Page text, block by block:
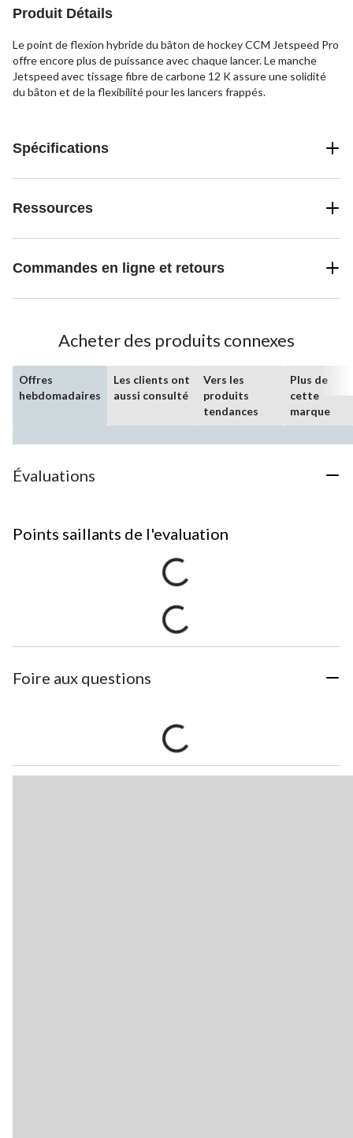
Produit Détails
Le point de flexion hybride du bâton de hockey CCM Jetspeed Pro
offre encore plus de puissance avec chaque lancer. Le manche
Jetspeed avec tissage fibre de carbone 12 K assure une solidité
du bâton et de la flexibilité pour les lancers frappés.
Spécifications
Ressources
Commandes en ligne et retours
Acheter des produits connexes
Offres
hebdomadaires
Les clients ont
aussi consulté
Vers les
produits
tendances
Plus de
cette
marque
Évaluations
Points saillants de l'evaluation
Foire aux questions